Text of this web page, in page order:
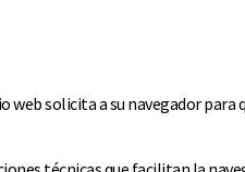
solicita a su navegador para